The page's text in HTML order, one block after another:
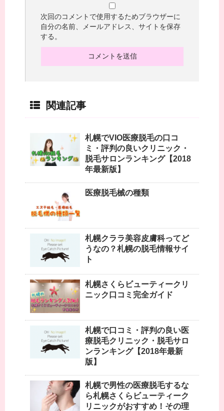
次回のコメントで使用するためブラウザーに
自分の名前、メールアドレス、サイトを保存
する。
関連記事
札幌でVIO医療脱毛の口コ
ミ・評判の良いクリニック・
脱毛サロンランキング【2018
年最新版】
医療脱毛械の種類
札幌クララ美容皮膚科ってど
うなの？札幌の脱毛情報サイ
ト
札幌さくらビューティークリ
ニック口コミ完全ガイド
札幌で口コミ・評判の良い医
療脱毛クリニック・脱毛サロ
ンランキング【2018年最新
版】
札幌で男性の医療脱毛するな
ら札幌さくらビューティーク
リニックがおすすめ！その理